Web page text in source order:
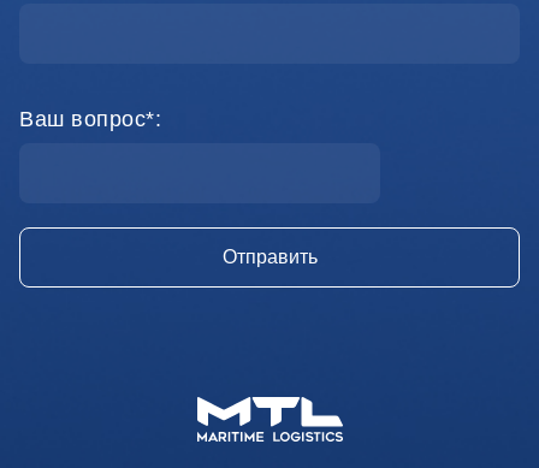
Ваш вопрос*: